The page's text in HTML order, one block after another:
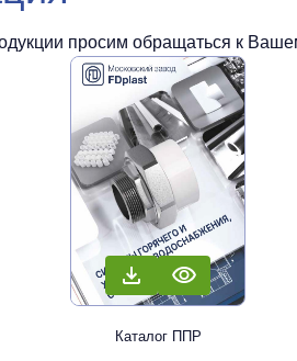
просим обращаться к
Каталог ППР